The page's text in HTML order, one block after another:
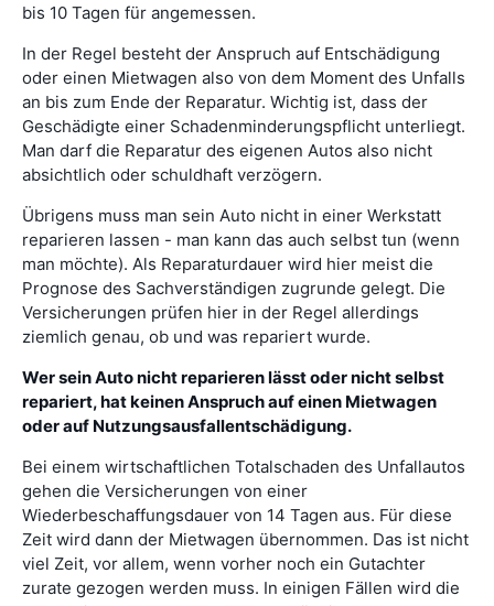
bis 10 Tagen für angemessen.
In der Regel besteht der Anspruch auf Entschädigung
oder einen Mietwagen also von dem Moment des Unfalls
an bis zum Ende der Reparatur. Wichtig ist, dass der
Geschädigte einer Schadenminderungspflicht unterliegt.
Man darf die Reparatur des eigenen Autos also nicht
absichtlich oder schuldhaft verzögern.
Übrigens muss man sein Auto nicht in einer Werkstatt
reparieren lassen - man kann das auch selbst tun (wenn
man möchte). Als Reparaturdauer wird hier meist die
Prognose des Sachverständigen zugrunde gelegt. Die
Versicherungen prüfen hier in der Regel allerdings
ziemlich genau, ob und was repariert wurde.
Wer sein Auto nicht reparieren lässt oder nicht selbst
repariert, hat keinen Anspruch auf einen Mietwagen
oder auf Nutzungsausfallentschädigung.
Bei einem wirtschaftlichen Totalschaden des Unfallautos
gehen die Versicherungen von einer
Wiederbeschaffungsdauer von 14 Tagen aus. Für diese
Zeit wird dann der Mietwagen übernommen. Das ist nicht
viel Zeit, vor allem, wenn vorher noch ein Gutachter
zurate gezogen werden muss. In einigen Fällen wird die